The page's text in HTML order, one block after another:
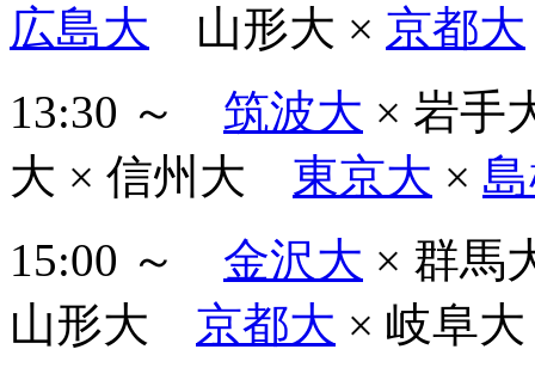
広島大 山形大 × 京都大
13:30 ～ 筑波大 × 岩
大 × 信州大 東京大 ×
15:00 ～ 金沢大 × 群
山形大 京都大 × 岐阜大